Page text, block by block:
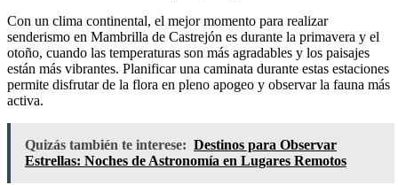
Con un clima continental, el mejor momento para realizar
senderismo en Mambrilla de Castrejón es durante la primavera y el
otoño, cuando las temperaturas son más agradables y los paisajes
están más vibrantes. Planificar una caminata durante estas estaciones
permite disfrutar de la flora en pleno apogeo y observar la fauna más
activa.
Quizás también te interese: Destinos para Observar
Estrellas: Noches de Astronomía en Lugares Remotos